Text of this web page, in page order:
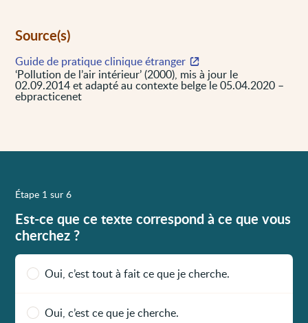
Source(s)
Guide de pratique clinique étranger
‘Pollution de l’air intérieur’ (2000), mis à jour le
02.09.2014 et adapté au contexte belge le 05.04.2020 –
ebpracticenet
Étape 1 sur 6
Est-ce que ce texte correspond à ce que vous
cherchez ?
Oui, c’est tout à fait ce que je cherche.
Oui, c’est ce que je cherche.